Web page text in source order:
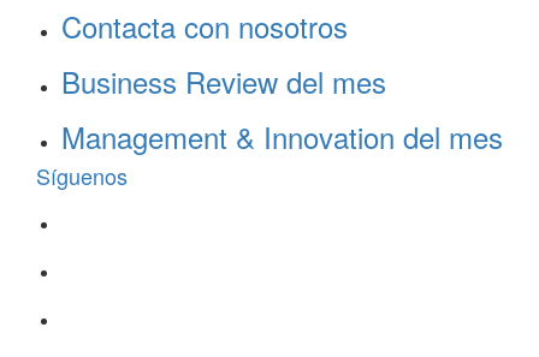
Contacta con nosotros
Business Review del mes
Management & Innovation del mes
Síguenos